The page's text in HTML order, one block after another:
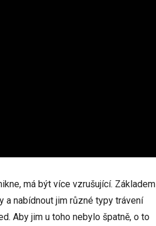
má být více vzrušující. Základem
a nabídnout jim různé typy trávení
Aby jim u toho nebylo špatně, o to